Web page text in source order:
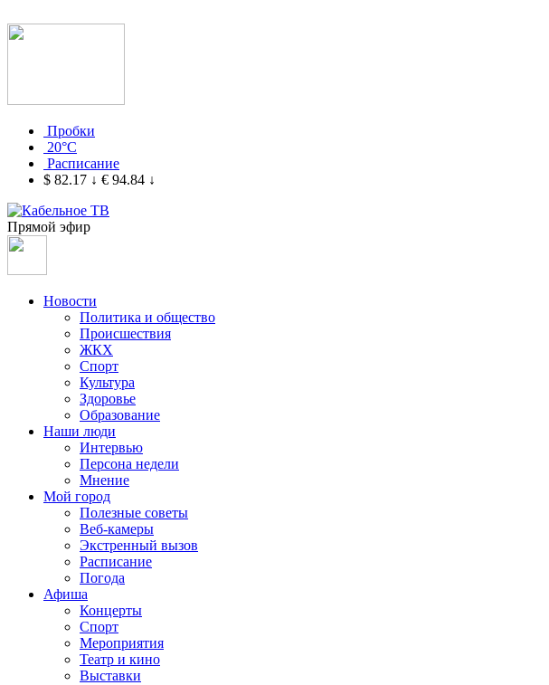
Пробки
20°C
Расписание
$ 82.17 ↓ € 94.84 ↓
Прямой эфир
Новости
Политика и общество
Происшествия
ЖКХ
Спорт
Культура
Здоровье
Образование
Наши люди
Интервью
Персона недели
Мнение
Мой город
Полезные советы
Веб-камеры
Экстренный вызов
Расписание
Погода
Афиша
Концерты
Спорт
Мероприятия
Театр и кино
Выставки